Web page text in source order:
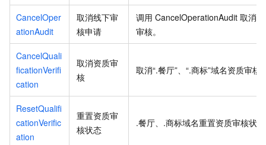
CancelOper
ationAudit
取消线下审
核申请
调用 CancelOperationAudit 取消
审核。
CancelQuali
ficationVerifi
cation
取消资质审
核
取消“.餐厅”、“.商标”域名资质审核
ResetQualifi
cationVerific
ation
重置资质审
核状态
.餐厅、.商标域名重置资质审核状